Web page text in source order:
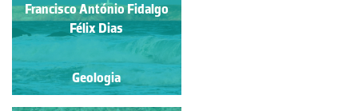
Francisco António Fidalgo
Félix Dias
Geologia
Francisco António Fidalgo
Félix Dias
Geologia